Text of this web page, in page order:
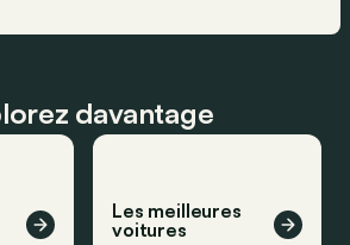
davantage
Les meilleures
voitures